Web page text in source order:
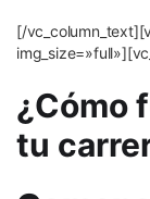
[/
¿Cómo
tu